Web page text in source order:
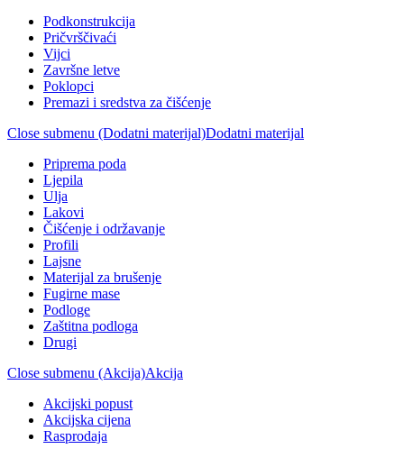
Podkonstrukcija
Pričvrščivaći
Vijci
Završne letve
Poklopci
Premazi i sredstva za čišćenje
Close submenu (Dodatni materijal)Dodatni materijal
Priprema poda
Ljepila
Ulja
Lakovi
Čišćenje i održavanje
Profili
Lajsne
Materijal za brušenje
Fugirne mase
Podloge
Zaštitna podloga
Drugi
Close submenu (Akcija)Akcija
Akcijski popust
Akcijska cijena
Rasprodaja